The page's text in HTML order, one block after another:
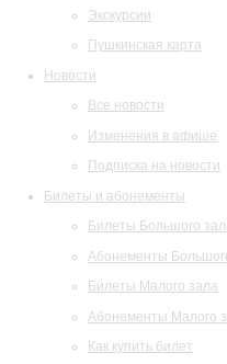
Экскурсии
Пушкинская карта
Новости
Все новости
Изменения в афише
Подписка на новости
Билеты и абонементы
Билеты Большого
Абонементы
Билеты Малого зала
Абонементы Малого
Как купить билет